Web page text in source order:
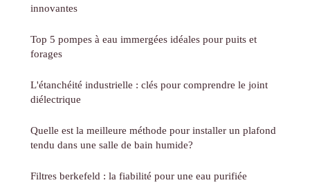
innovantes
Top 5 pompes à eau immergées idéales pour puits et
forages
L'étanchéité industrielle : clés pour comprendre le joint
diélectrique
Quelle est la meilleure méthode pour installer un plafond
tendu dans une salle de bain humide?
Filtres berkefeld : la fiabilité pour une eau purifiée